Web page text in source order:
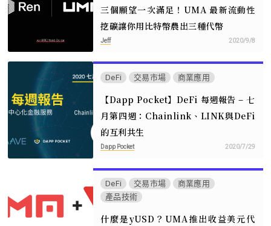
三個願望一次滿足！UMA 最新流動性
挖礦讓你用比特幣農出三種代幣
Jeff 2020/9/8
DeFi 交易市場 商業應用
【Dapp Pocket】DeFi‌ ‌每‌週‌報‌告 – 七‌
月第四週：Chainlink、LINK與DeFi
的互利共生
Dapp Pocket 2020/7/29
DeFi 交易市場
商業應用
產品技術
什麼是yUSD？UMA推出收益美元代